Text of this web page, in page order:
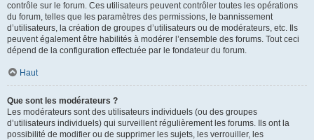
contrôle sur le forum. Ces utilisateurs peuvent contrôler toutes les opérations
du forum, telles que les paramètres des permissions, le bannissement
d’utilisateurs, la création de groupes d’utilisateurs ou de modérateurs, etc. Ils
peuvent également être habilités à modérer l’ensemble des forums. Tout ceci
dépend de la configuration effectuée par le fondateur du forum.
Haut
Que sont les modérateurs ?
Les modérateurs sont des utilisateurs individuels (ou des groupes
d’utilisateurs individuels) qui surveillent régulièrement les forums. Ils ont la
possibilité de modifier ou de supprimer les sujets, les verrouiller, les